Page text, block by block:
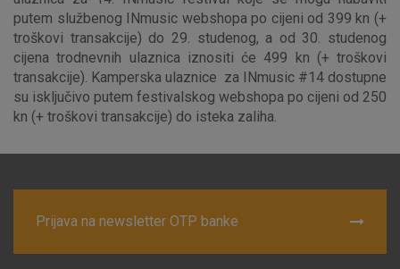
putem službenog INmusic webshopa po cijeni od 399 kn (+
troškovi transakcije) do 29. studenog, a od 30. studenog
cijena trodnevnih ulaznica iznositi će 499 kn (+ troškovi
transakcije). Kamperska ulaznice za INmusic #14 dostupne
su isključivo putem festivalskog webshopa po cijeni od 250
kn (+ troškovi transakcije) do isteka zaliha.
Prijava na newsletter OTP banke
postavljaju kao odgovor na vaše radnje koje uključuju zahtjev
za uslugama, kao što su postavke kolačića. Svoj preglednik
možete postaviti da blokira te kolačiće ili pošalje upozorenje
o njima, ali u tom slučaju neki dijelovi stranice neće raditi. Ti
kolačići ne pohranjuju nikakve informacije koje bi vas mogle
identificirati.